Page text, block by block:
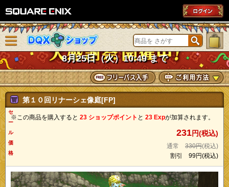
DQXショップ
8月25日（火）10:49 まで
ニューを閉じる
第１０回リナーシェ像庭[FP]
※この商品を購入すると 23 ショップポイント と 23 Expが加算されます。
セ
ー
ル
価
格
231円(税込)
通常 330円(税込)
割引 99円(税込)